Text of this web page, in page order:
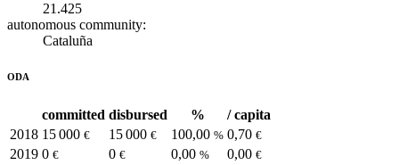
21.425
autonomous community:
Cataluña
ODA
committed disbursed %
/ capita
2018 15 000 € 15 000 € 100,00 % 0,70 €
2019 0 € 0 € 0,00 % 0,00 €